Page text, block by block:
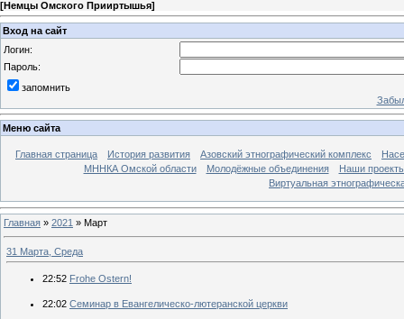
[Немцы Омского Прииртышья]
Вход на сайт
Логин:
Пароль:
запомнить
Меню сайта
Главная страница История развития Азовский этнографический комплекс
МННКА Омской области
Молодёжные объединения
Наши
Виртуальная
Главная » 2021 » Март
31 Марта, Среда
22:52 Frohe Ostern!
22:02 Семинар в Евангелическо-лютеранской церкви